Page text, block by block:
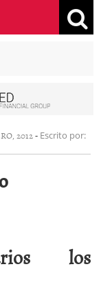
2012- Escrito por:
los